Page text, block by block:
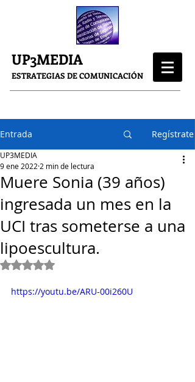
UP3MEDIA
ESTRATEGIAS DE COMUNICACIÓN
Entrada Regístrate
Muere Sonia (39 años)
ingresada un mes en la
UCI tras someterse a una
lipoescultura.
UP3MEDIA
9 ene 2022 2 min de lectura
Obtuvo NaN de 5 estrellas.
https://youtu.be/ARU-00i260U